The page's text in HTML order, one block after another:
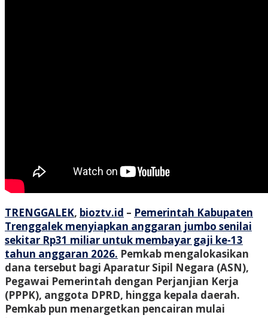
TRENGGALEK, bioztv.id – Pemerintah Kabupaten
Trenggalek menyiapkan anggaran jumbo senilai
sekitar Rp31 miliar untuk membayar gaji ke-13
tahun anggaran 2026. Pemkab mengalokasikan
dana tersebut bagi Aparatur Sipil Negara (ASN),
Pegawai Pemerintah dengan Perjanjian Kerja
(PPPK), anggota DPRD, hingga kepala daerah.
Pemkab pun menargetkan pencairan mulai